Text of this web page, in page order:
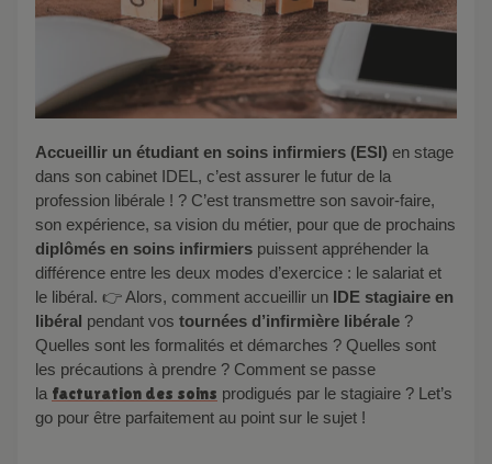
Accueillir un étudiant en soins infirmiers (ESI) en stage
dans son cabinet IDEL, c’est assurer le futur de la
profession libérale ! ? C’est transmettre son savoir-faire,
son expérience, sa vision du métier, pour que de prochains
diplômés en soins infirmiers puissent appréhender la
différence entre les deux modes d’exercice : le salariat et
le libéral. 👉 Alors, comment accueillir un IDE stagiaire en
libéral pendant vos tournées d’infirmière libérale ?
Quelles sont les formalités et démarches ? Quelles sont
les précautions à prendre ? Comment se passe
la facturation des soins prodigués par le stagiaire ? Let’s
go pour être parfaitement au point sur le sujet !